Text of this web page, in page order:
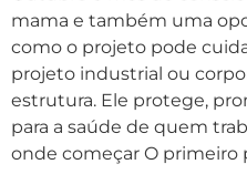
mama e também uma
como o projeto pode
projeto industrial ou
estrutura. Ele protege,
para a saúde de quem
onde começar O primeiro